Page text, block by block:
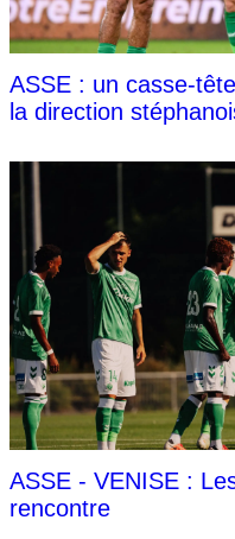
ASSE : un casse-
la direction
ASSE - VENISE :
rencontre